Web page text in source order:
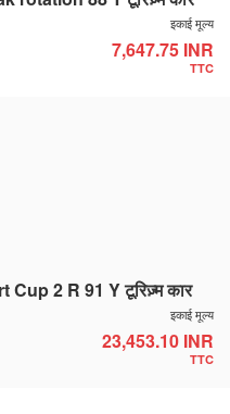
इकाई मूल्य
7,647.75 INR
TTC
2 R 91 Y टूरिज़्म कार
इकाई मूल्य
23,453.10 INR
TTC